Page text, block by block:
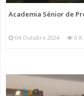
Academia Sénior de
04 Outubro 2024 0 K